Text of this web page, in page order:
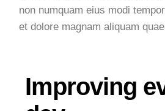
non numquam eius modi
et dolore magnam aliquam
Improving